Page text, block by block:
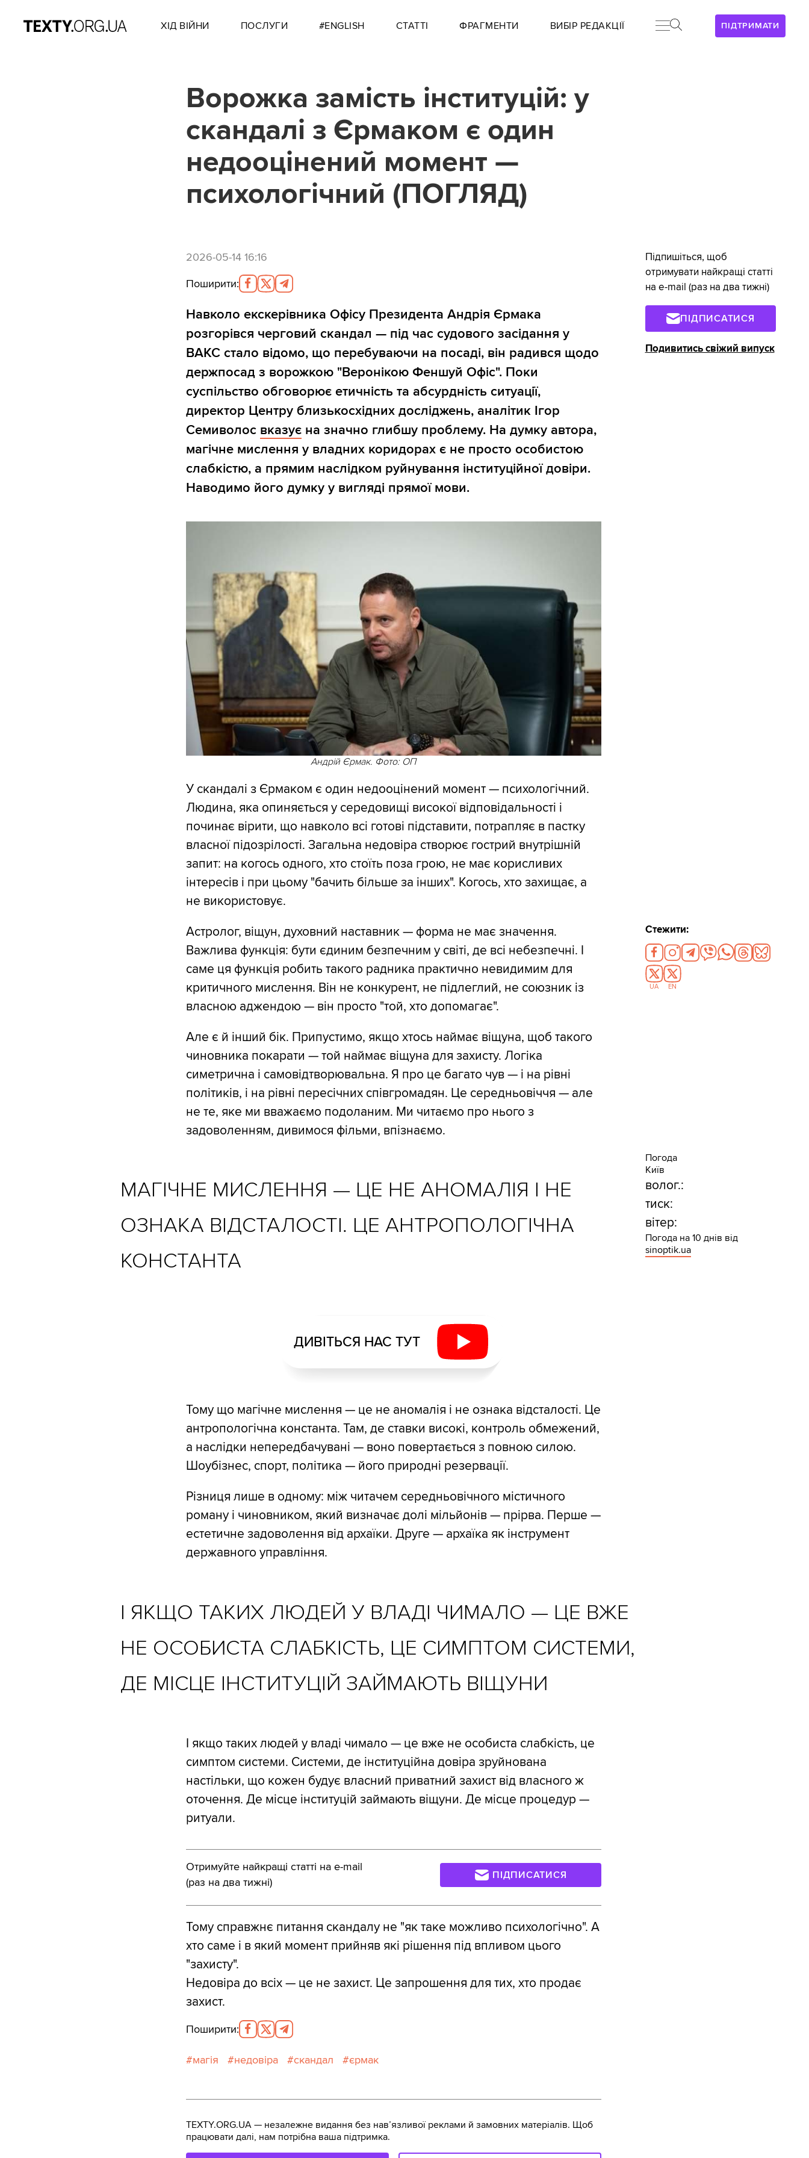
ПІДТРИМАТИ
ХІД ВІЙНИ ПОСЛУГИ #ENGLISH СТАТТІ ФРАГМЕНТИ ВИБІР РЕДАКЦІЇ
Ворожка замість інституцій: у
скандалі з Єрмаком є один
недооцінений момент —
психологічний (ПОГЛЯД)
2026-05-14 16:16
Поширити:
Навколо екскерівника Офісу Президента Андрія Єрмака
розгорівся черговий скандал — під час судового засідання у
ВАКС стало відомо, що перебуваючи на посаді, він радився щодо
держпосад з ворожкою "Веронікою Феншуй Офіс". Поки
суспільство обговорює етичність та абсурдність ситуації,
директор Центру близькосхідних досліджень, аналітик Ігор
Семиволос вказуєна значно глибшу проблему. На думку автора,
магічне мислення у владних коридорах є не просто особистою
слабкістю, а прямим наслідком руйнування інституційної довіри.
Наводимо його думку у вигляді прямої мови.
Андрій Єрмак. Фото: ОП
У скандалі з Єрмаком є один недооцінений момент — психологічний.
Людина, яка опиняється у середовищі високої відповідальності і
починає вірити, що навколо всі готові підставити, потрапляє в пастку
власної підозрілості. Загальна недовіра створює гострий внутрішній
запит: на когось одного, хто стоїть поза грою, не має корисливих
інтересів і при цьому "бачить більше за інших". Когось, хто захищає, а
не використовує.
Астролог, віщун, духовний наставник — форма не має значення.
Важлива функція: бути єдиним безпечним у світі, де всі небезпечні. І
саме ця функція робить такого радника практично невидимим для
критичного мислення. Він не конкурент, не підлеглий, не союзник із
власною аджендою — він просто "той, хто допомагає".
Але є й інший бік. Припустимо, якщо хтось наймає віщуна, щоб такого
чиновника покарати — той наймає віщуна для захисту. Логіка
симетрична і самовідтворювальна. Я про це багато чув — і на рівні
політиків, і на рівні пересічних співгромадян. Це середньовіччя — але
не те, яке ми вважаємо подоланим. Ми читаємо про нього з
задоволенням, дивимося фільми, впізнаємо.
МАГІЧНЕ МИСЛЕННЯ — ЦЕ НЕ АНОМАЛІЯ І НЕ
ОЗНАКА ВІДСТАЛОСТІ. ЦЕ АНТРОПОЛОГІЧНА
КОНСТАНТА
ДИВІТЬСЯ НАС ТУТ
Тому що магічне мислення — це не аномалія і не ознака відсталості. Це
антропологічна константа. Там, де ставки високі, контроль обмежений,
а наслідки непередбачувані — воно повертається з повною силою.
Шоубізнес, спорт, політика — його природні резервації.
Різниця лише в одному: між читачем середньовічного містичного
роману і чиновником, який визначає долі мільйонів — прірва. Перше —
естетичне задоволення від архаїки. Друге — архаїка як інструмент
державного управління.
І ЯКЩО ТАКИХ ЛЮДЕЙ У ВЛАДІ ЧИМАЛО — ЦЕ ВЖЕ
НЕ ОСОБИСТА СЛАБКІСТЬ, ЦЕ СИМПТОМ СИСТЕМИ,
ДЕ МІСЦЕ ІНСТИТУЦІЙ ЗАЙМАЮТЬ ВІЩУНИ
І якщо таких людей у владі чимало — це вже не особиста слабкість, це
симптом системи. Системи, де інституційна довіра зруйнована
настільки, що кожен будує власний приватний захист від власного ж
оточення. Де місце інституцій займають віщуни. Де місце процедур —
ритуали.
Отримуйте найкращі статті на e-mail
(раз на два тижні)
ПІДПИСАТИСЯ
Тому справжнє питання скандалу не "як таке можливо психологічно". А
хто саме і в який момент прийняв які рішення під впливом цього
"захисту".
Недовіра до всіх — це не захист. Це запрошення для тих, хто продає
захист.
Поширити:
магія недовіра скандал єрмак
Підпишіться, щоб
отримувати найкращі статті
на e-mail (раз на два тижні)
ПІДПИСАТИСЯ
Подивитись свіжий випуск
Стежити:
UA EN
Погода
Київ
волог.:
тиск:
вітер:
Погода на 10 днів від
sinoptik.ua
TEXTY.ORG.UA — незалежне видання без навʼязливої реклами й замовних матеріалів. Щоб
працювати далі, нам потрібна ваша підтримка.